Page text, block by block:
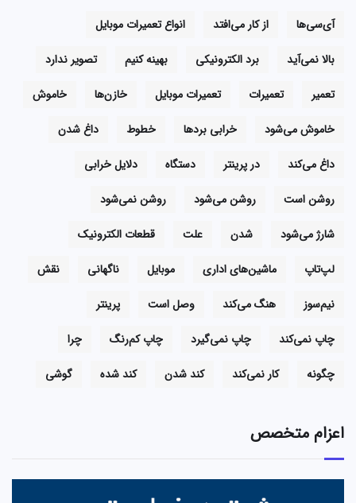
آی‌سی‌ها از کار می‌افتد
انواع تعمیرات موبایل
بالا نمی‌آید
برد الکترونیکی بهینه کنیم
تصویر ندارد
تعمیر
تعمیرات تعمیرات موبایل خازن‌ها
خاموش
خاموش می‌شود
خرابی بردها خطوط
داغ شدن
داغ می‌کند
در پرینتر دستگاه
دلایل خرابی
روشن است
روشن می‌شود
روشن نمی‌شود
شارژ می‌شود
شدن علت
قطعات الکترونیک
لپ‌تاپ
ماشین‌های اداری موبایل ناگهانی
نقش
نیم‌سوز
هنگ می‌کند وصل است
پرینتر
چاپ نمی‌کند
چاپ نمی‌گیرد چاپ کم‌رنگ
چرا
چگونه
کار نمی‌کند کند شدن کند شده گوشی
اعزام متخصص